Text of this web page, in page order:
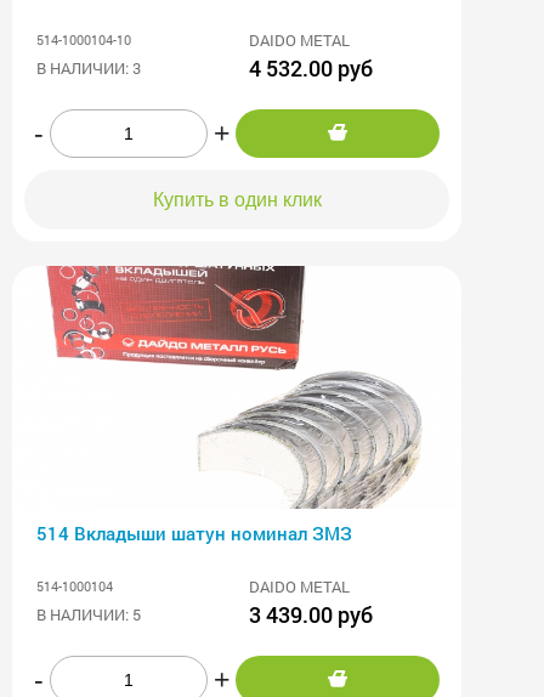
514-1000104-10
DAIDO METAL
В НАЛИЧИИ: 3
4 532.00 руб
- +
Купить в один клик
514 Вкладыши шатун номинал ЗМЗ
514-1000104
DAIDO METAL
В НАЛИЧИИ: 5
3 439.00 руб
- +